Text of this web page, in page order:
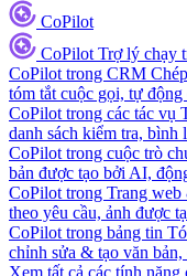
CoPilot
CoPilot Trợ lý chạy
CoPilot trong CRM
tóm tắt cuộc gọi, tự
CoPilot trong các tác vụ
danh sách kiểm tra, bình
CoPilot trong cuộc trò
bản được tạo bởi AI,
CoPilot trong Trang
theo yêu cầu, ảnh được
CoPilot trong bảng tin
chỉnh sửa & tạo văn
Xem tất cả các tính năng